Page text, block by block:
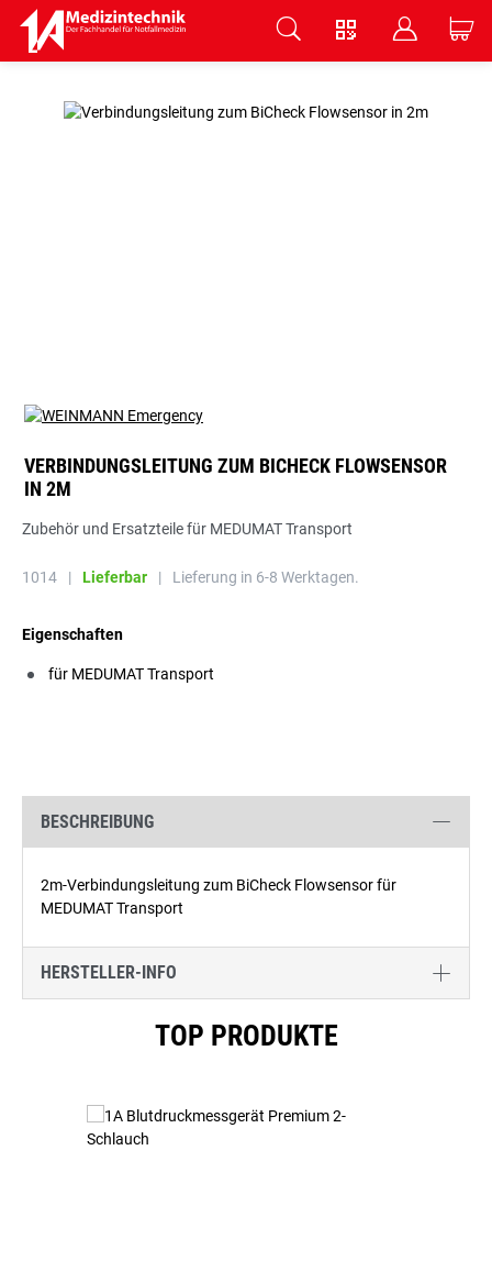
V B C
VERBINDUNGSLEITUNG ZUM BICHECK FLOWSENSOR
IN 2M
Zubehör und Ersatzteile für MEDUMAT Transport
1014 | Lieferbar | Lieferung in 6-8 Werktagen.
Eigenschaften
für MEDUMAT Transport
BESCHREIBUNG
2m-Verbindungsleitung zum BiCheck Flowsensor für
MEDUMAT Transport
HERSTELLER-INFO
TOP PRODUKTE